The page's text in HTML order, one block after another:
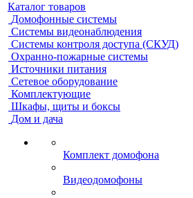
Каталог товаров
Домофонные системы
Системы видеонаблюдения
Системы контроля доступа (СКУД)
Охранно-пожарные системы
Источники питания
Сетевое оборудование
Комплектующие
Шкафы, щиты и боксы
Дом и дача
Комплект домофона
Видеодомофоны